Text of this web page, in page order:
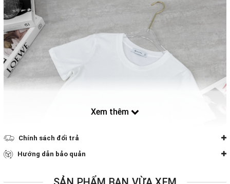
Xem thêm
Chính sách đổi trả
Hướng dẫn bảo quản